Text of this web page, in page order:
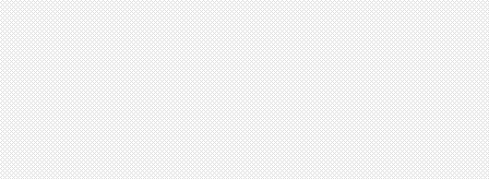
网
haosf
网站